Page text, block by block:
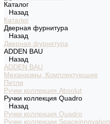
Каталог
Назад
Каталог
Дверная фурнитура
Назад
Дверная фурнитура
ADDEN BAU
Назад
ADDEN BAU
Механизмы, Комплектующие
Петли
Ручки коллекция Absolut
Ручки коллекция Quadro
Назад
Ручки коллекция Quadro
Ручки коллекции Spaceinnovation